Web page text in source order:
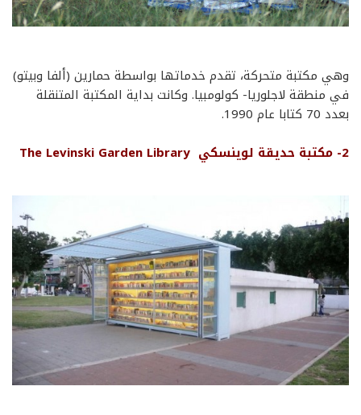
وهي مكتبة متحركة، تقدم خدماتها بواسطة حمارين (ألفا وبيتو)
في منطقة لاجلوريا- كولومبيا. وكانت بداية المكتبة المتنقلة
بعدد 70 كتابا عام 1990.
2- مكتبة حديقة لوينسكي The Levinski Garden Library